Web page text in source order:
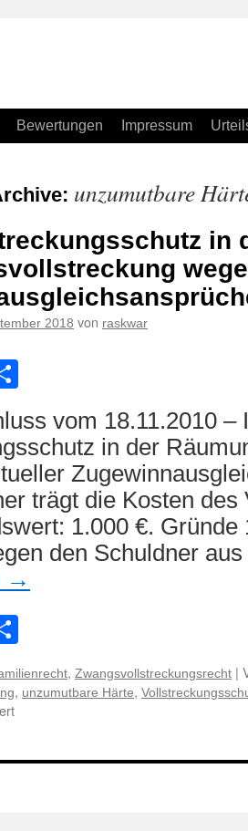
Bewertungen Impressum
unzumutbare
in
2018 von raskwar
vom 18.11.2010 –
in der
trägt die Kosten des
1.000 €. Gründe
den Schuldner
→
, Zwangsvollstreckungsrecht |
, unzumutbare Härte,
für
in